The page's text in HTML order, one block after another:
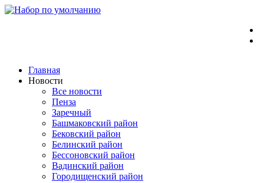
Перейти
Главная
Новости
Все новости
Пенза
Заречный
Башмаковский район
Бековский район
Белинский район
Бессоновский район
Вадинский район
Городищенский район